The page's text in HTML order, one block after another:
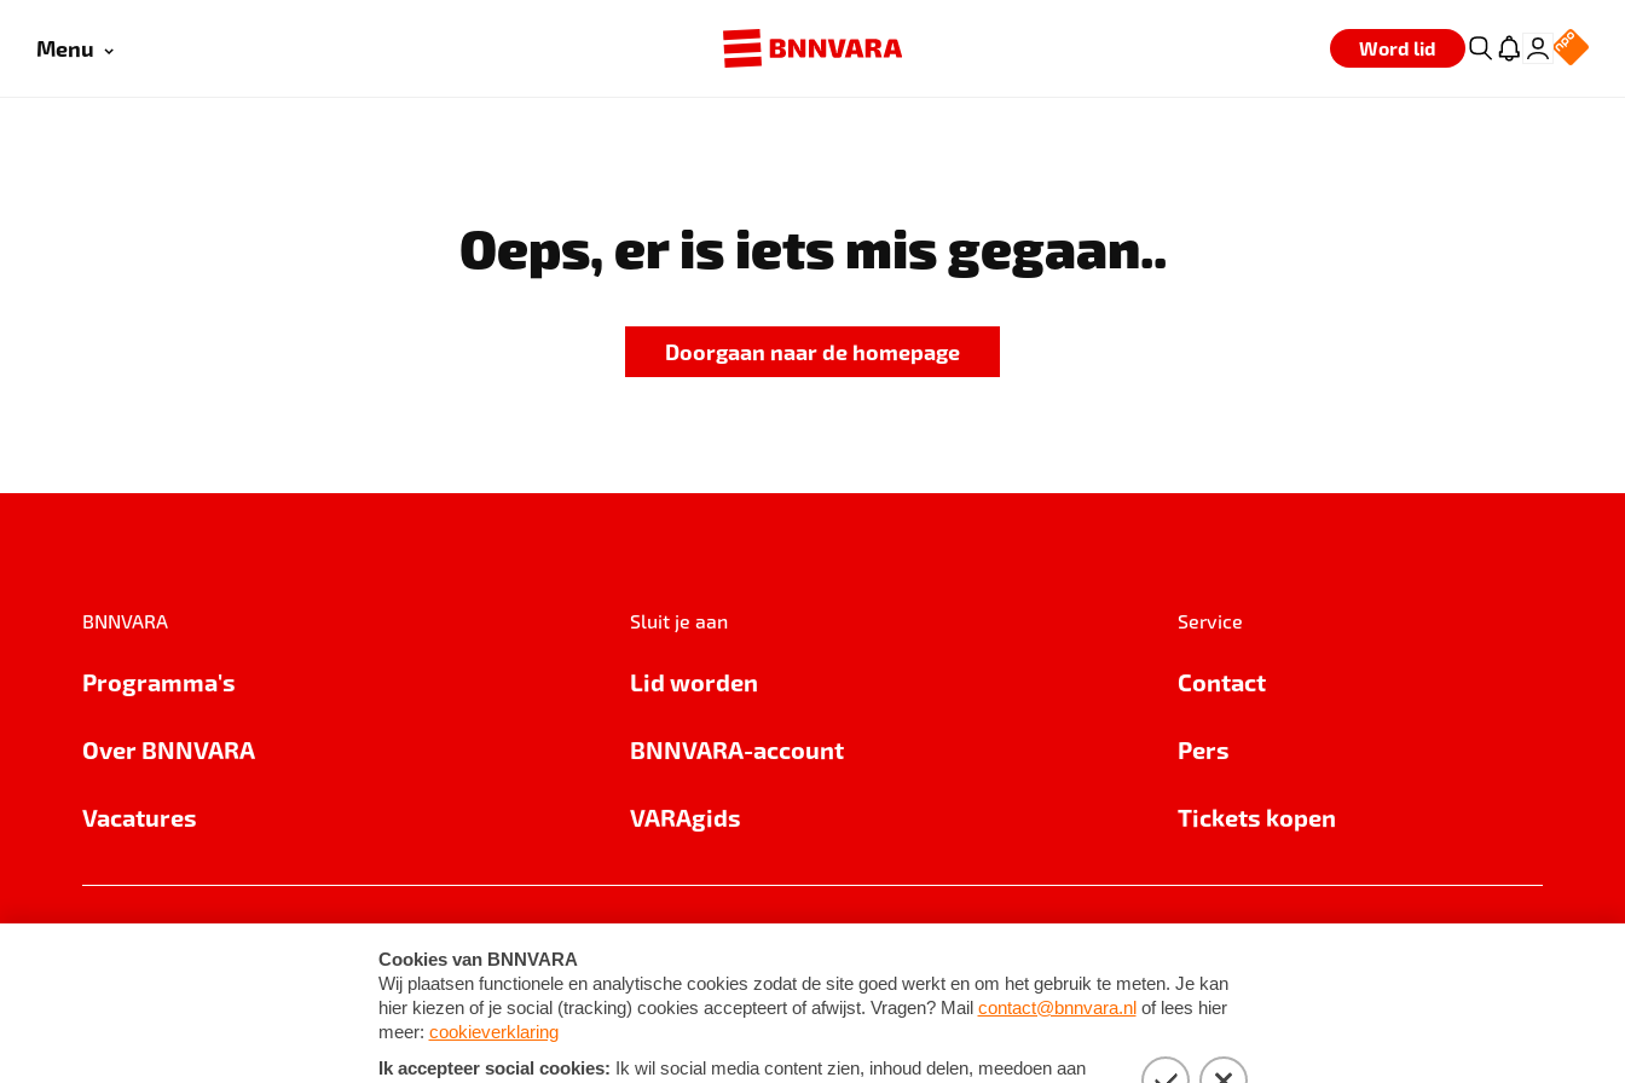
Menu Word lid
Oeps, er is iets mis gegaan..
Doorgaan naar de homepage
BNNVARA
Programma's
Over BNNVARA
Vacatures
Sluit je aan
Lid worden
BNNVARA-account
VARAgids
Service
Contact
Pers
Tickets kopen
Cookie-instellingen Algemene voorwaarden ©2026BNNVARA